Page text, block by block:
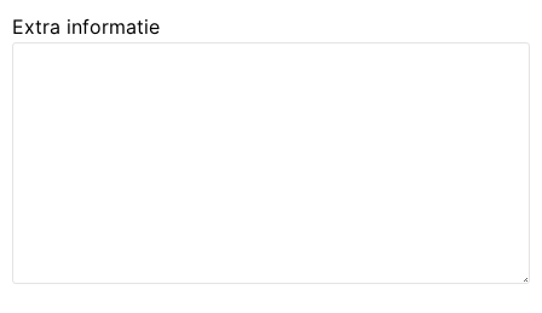
Extra informatie